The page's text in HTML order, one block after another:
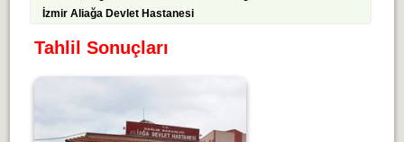
İzmir Aliağa Devlet Hastanesi
Tahlil Sonuçları